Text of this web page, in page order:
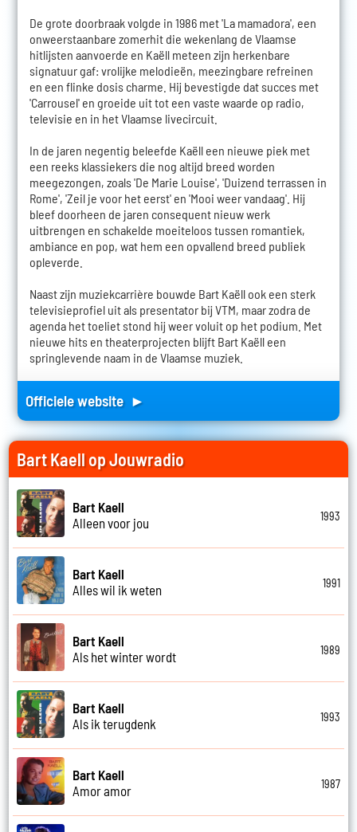
De grote doorbraak volgde in 1986 met 'La mamadora', een
onweerstaanbare zomerhit die wekenlang de Vlaamse
hitlijsten aanvoerde en Kaëll meteen zijn herkenbare
signatuur gaf: vrolijke melodieën, meezingbare refreinen
en een flinke dosis charme. Hij bevestigde dat succes met
'Carrousel' en groeide uit tot een vaste waarde op radio,
televisie en in het Vlaamse livecircuit.
In de jaren negentig beleefde Kaëll een nieuwe piek met
een reeks klassiekers die nog altijd breed worden
meegezongen, zoals 'De Marie Louise', 'Duizend terrassen in
Rome', 'Zeil je voor het eerst' en 'Mooi weer vandaag'. Hij
bleef doorheen de jaren consequent nieuw werk
uitbrengen en schakelde moeiteloos tussen romantiek,
ambiance en pop, wat hem een opvallend breed publiek
opleverde.
Naast zijn muziekcarrière bouwde Bart Kaëll ook een sterk
televisieprofiel uit als presentator bij VTM, maar zodra de
agenda het toeliet stond hij weer voluit op het podium. Met
nieuwe hits en theaterprojecten blijft Bart Kaëll een
springlevende naam in de Vlaamse muziek.
Officiele website ►
Bart Kaell op Jouwradio
Bart Kaell
Alleen voor jou
1993
Bart Kaell
Alles wil ik weten
1991
Bart Kaell
Als het winter wordt
1989
Bart Kaell
Als ik terugdenk
1993
Bart Kaell
Amor amor
1987